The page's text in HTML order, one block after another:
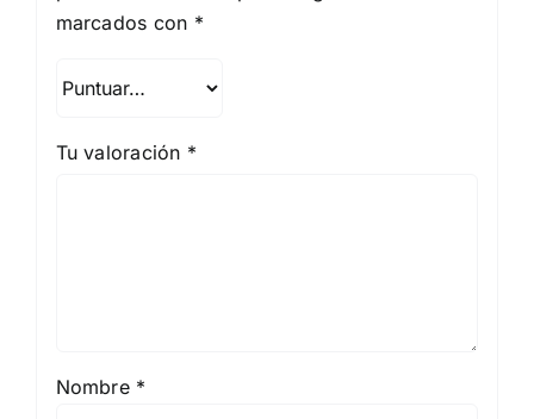
marcados con *
Tu valoración *
Nombre *